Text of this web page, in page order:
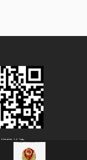
扫码关注